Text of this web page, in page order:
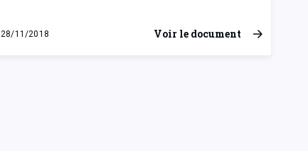
28/11/2018
mercredi 28 novembre 2018
Voir le document